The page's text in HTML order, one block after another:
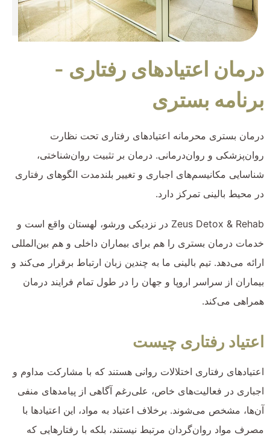
درمان اعتیادهای رفتاری -
برنامه بستری
درمان بستری محرمانه اعتیادهای رفتاری تحت نظارت
روان‌پزشکی و روان‌درمانی. درمان بر تثبیت روان‌شناختی،
شناسایی مکانیسم‌های اجباری و تغییر بلندمدت الگوهای رفتاری
در محیط بالینی تمرکز دارد.
Zeus Detox & Rehab در نزدیکی ورشو، لهستان واقع است و
خدمات درمان بستری را هم برای بیماران داخلی و هم بین‌المللی
ارائه می‌دهد. تیم بالینی ما به چندین زبان ارتباط برقرار می‌کند و
بیماران از سراسر اروپا و جهان را در طول تمام فرایند درمان
همراهی می‌کند.
اعتیاد رفتاری چیست
اعتیادهای رفتاری اختلالات روانی هستند که با مشارکت مداوم و
اجباری در فعالیت‌های خاص، علی‌رغم آگاهی از پیامدهای منفی
آن‌ها، مشخص می‌شوند. برخلاف اعتیاد به مواد، این اعتیادها با
مصرف مواد روان‌گردان مرتبط نیستند، بلکه با رفتارهایی که